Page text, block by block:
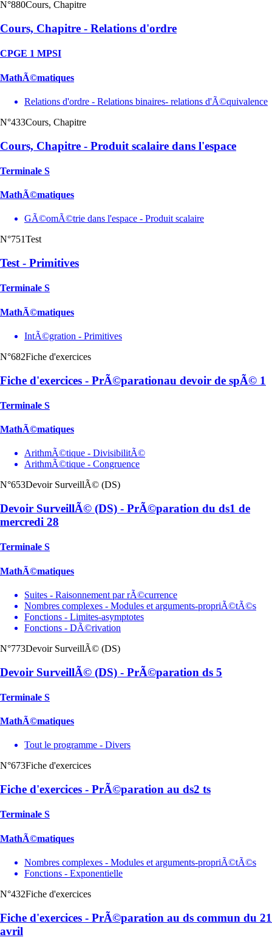
N°880Cours, Chapitre
Cours, Chapitre - Relations d'ordre
CPGE 1 MPSI
MathÃ©matiques
Relations d'ordre - Relations binaires- relations d'Ã©quivalence
N°433Cours, Chapitre
Cours, Chapitre - Produit scalaire dans l'espace
Terminale S
MathÃ©matiques
GÃ©omÃ©trie dans l'espace - Produit scalaire
N°751Test
Test - Primitives
Terminale S
MathÃ©matiques
IntÃ©gration - Primitives
N°682Fiche d'exercices
Fiche d'exercices - PrÃ©parationau devoir de spÃ© 1
Terminale S
MathÃ©matiques
ArithmÃ©tique - DivisibilitÃ©
ArithmÃ©tique - Congruence
N°653Devoir SurveillÃ© (DS)
Devoir SurveillÃ© (DS) - PrÃ©paration du ds1 de
mercredi 28
Terminale S
MathÃ©matiques
Suites - Raisonnement par rÃ©currence
Nombres complexes - Modules et arguments-propriÃ©tÃ©s
Fonctions - Limites-asymptotes
Fonctions - DÃ©rivation
N°773Devoir SurveillÃ© (DS)
Devoir SurveillÃ© (DS) - PrÃ©paration ds 5
Terminale S
MathÃ©matiques
Tout le programme - Divers
N°673Fiche d'exercices
Fiche d'exercices - PrÃ©paration au ds2 ts
Terminale S
MathÃ©matiques
Nombres complexes - Modules et arguments-propriÃ©tÃ©s
Fonctions - Exponentielle
N°432Fiche d'exercices
Fiche d'exercices - PrÃ©paration au ds commun du 21
avril